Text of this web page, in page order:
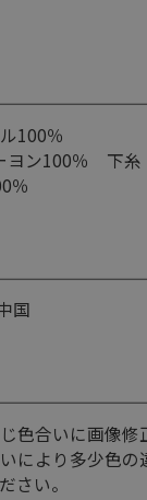
100％
ヨン100％ 下糸
％
国
色合いに画像修
により多少色
さい。